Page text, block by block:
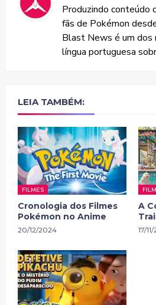
Produzindo conteúdo
fãs de Pokémon
Blast News é um dos
língua portuguesa
LEIA TAMBÉM:
FILMES
Cronologia dos Filmes
Pokémon no Anime
20/12/2024
A
17/